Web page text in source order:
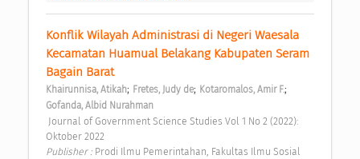
Konflik Wilayah Administrasi di Negeri Waesala
Kecamatan Huamual Belakang Kabupaten Seram
Bagain Barat
Khairunnisa, Atikah; Fretes, Judy de; Kotaromalos, Amir F.;
Gofanda, Albid Nurahman
Oktober 2022
Publisher : Prodi Ilmu Pemerintahan, Fakultas Ilmu Sosial